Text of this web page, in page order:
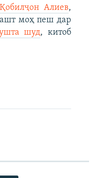
Қобилҷон Алиев,
моҳ пеш дар
шуд, китоб